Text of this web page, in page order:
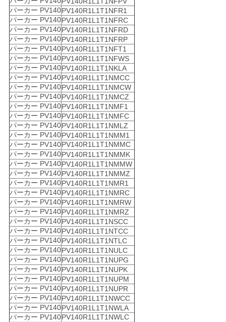
パーカー PV140PV140R1L1T1NFR1
パーカー PV140PV140R1L1T1NFRC
パーカー PV140PV140R1L1T1NFRD
パーカー PV140PV140R1L1T1NFRP
パーカー PV140PV140R1L1T1NFT1
パーカー PV140PV140R1L1T1NFWS
パーカー PV140PV140R1L1T1NKLA
パーカー PV140PV140R1L1T1NMCC
パーカー PV140PV140R1L1T1NMCW
パーカー PV140PV140R1L1T1NMCZ
パーカー PV140PV140R1L1T1NMF1
パーカー PV140PV140R1L1T1NMFC
パーカー PV140PV140R1L1T1NMLZ
パーカー PV140PV140R1L1T1NMM1
パーカー PV140PV140R1L1T1NMMC
パーカー PV140PV140R1L1T1NMMK
パーカー PV140PV140R1L1T1NMMW
パーカー PV140PV140R1L1T1NMMZ
パーカー PV140PV140R1L1T1NMR1
パーカー PV140PV140R1L1T1NMRC
パーカー PV140PV140R1L1T1NMRW
パーカー PV140PV140R1L1T1NMRZ
パーカー PV140PV140R1L1T1NSCC
パーカー PV140PV140R1L1T1NTCC
パーカー PV140PV140R1L1T1NTLC
パーカー PV140PV140R1L1T1NULC
パーカー PV140PV140R1L1T1NUPG
パーカー PV140PV140R1L1T1NUPK
パーカー PV140PV140R1L1T1NUPM
パーカー PV140PV140R1L1T1NUPR
パーカー PV140PV140R1L1T1NWCC
パーカー PV140PV140R1L1T1NWLA
パーカー PV140PV140R1L1T1NWLC